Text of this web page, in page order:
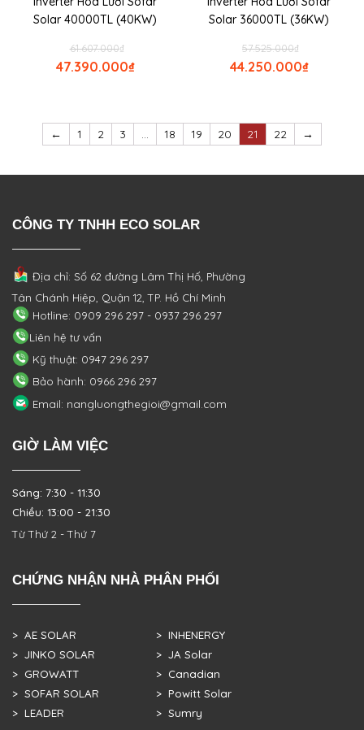
Solar 40000TL (40KW)
₫
61.607.000
₫
47.390.000
Solar 36000TL (36KW)
₫
57.525.000
₫
44.250.000
← 1 2 3 … 18 19 20 21 22 →
CÔNG TY TNHH ECO SOLAR
Địa chỉ: Số 62 đường Lâm Thị Hố, Phường
Tân Chánh Hiệp, Quận 12, TP. Hồ Chí Minh
Hotline: 0909 296 297 - 0937 296 297
Liên hệ tư vấn
Kỹ thuật: 0947 296 297
Bảo hành: 0966 296 297
Email: nangluongthegioi@gmail.com
GIỜ LÀM VIỆC
Sáng: 7:30 - 11:30
Chiều: 13:00 - 21:30
Từ Thứ 2 - Thứ 7
CHỨNG NHẬN NHÀ PHÂN PHỐI
> AE SOLAR
> JINKO SOLAR
> GROWATT
> SOFAR SOLAR
> LEADER
> INHENERGY
> JA Solar
> Canadian
> Powitt Solar
> Sumry